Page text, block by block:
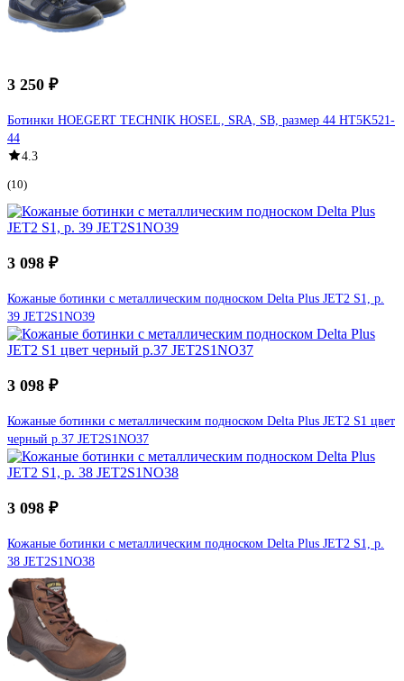
3 250 ₽
Ботинки HOEGERT TECHNIK HOSEL, SRA, SB, размер 44 HT5K521-
44
4.3
(10)
3 098 ₽
Кожаные ботинки с металлическим подноском Delta Plus JET2 S1, р.
39 JET2S1NO39
3 098 ₽
Кожаные ботинки с металлическим подноском Delta Plus JET2 S1 цвет
черный р.37 JET2S1NO37
3 098 ₽
Кожаные ботинки с металлическим подноском Delta Plus JET2 S1, р.
38 JET2S1NO38